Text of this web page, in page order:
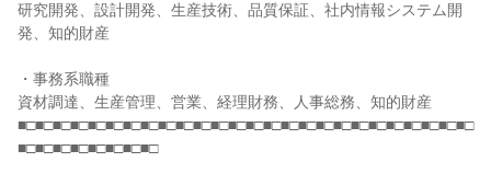
研究開発、設計開発、生産技術、品質保証、社内情報システム開
発、知的財産
・事務系職種
資材調達、生産管理、営業、経理財務、人事総務、知的財産
■□■□■□■□■□■□■□■□■□■□■□■□■□■□■□■□■□■□■□■□■□■□■□■□■□■□
■□■□■□■□■□■□■□■□